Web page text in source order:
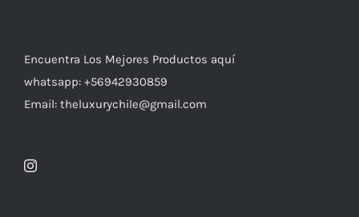
Encuentra Los Mejores Productos aquí
whatsapp: +56942930859
Email: theluxurychile@gmail.com